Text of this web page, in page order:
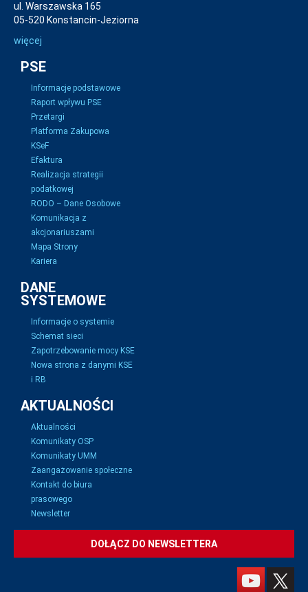
ul. Warszawska 165
05-520 Konstancin-Jeziorna
więcej
PSE
Informacje podstawowe
Raport wpływu PSE
Przetargi
Platforma Zakupowa
KSeF
Efaktura
Realizacja strategii
podatkowej
RODO – Dane Osobowe
Komunikacja z
akcjonariuszami
Mapa Strony
Kariera
DANE
SYSTEMOWE
Informacje o systemie
Schemat sieci
Zapotrzebowanie mocy KSE
Nowa strona z danymi KSE
i RB
AKTUALNOŚCI
Aktualności
Komunikaty OSP
Komunikaty UMM
Zaangażowanie społeczne
Kontakt do biura
prasowego
Newsletter
DOŁĄCZ DO NEWSLETTERA